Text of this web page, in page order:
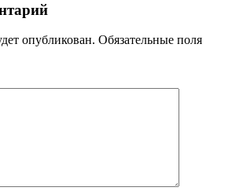
опубликован. Обязательные поля